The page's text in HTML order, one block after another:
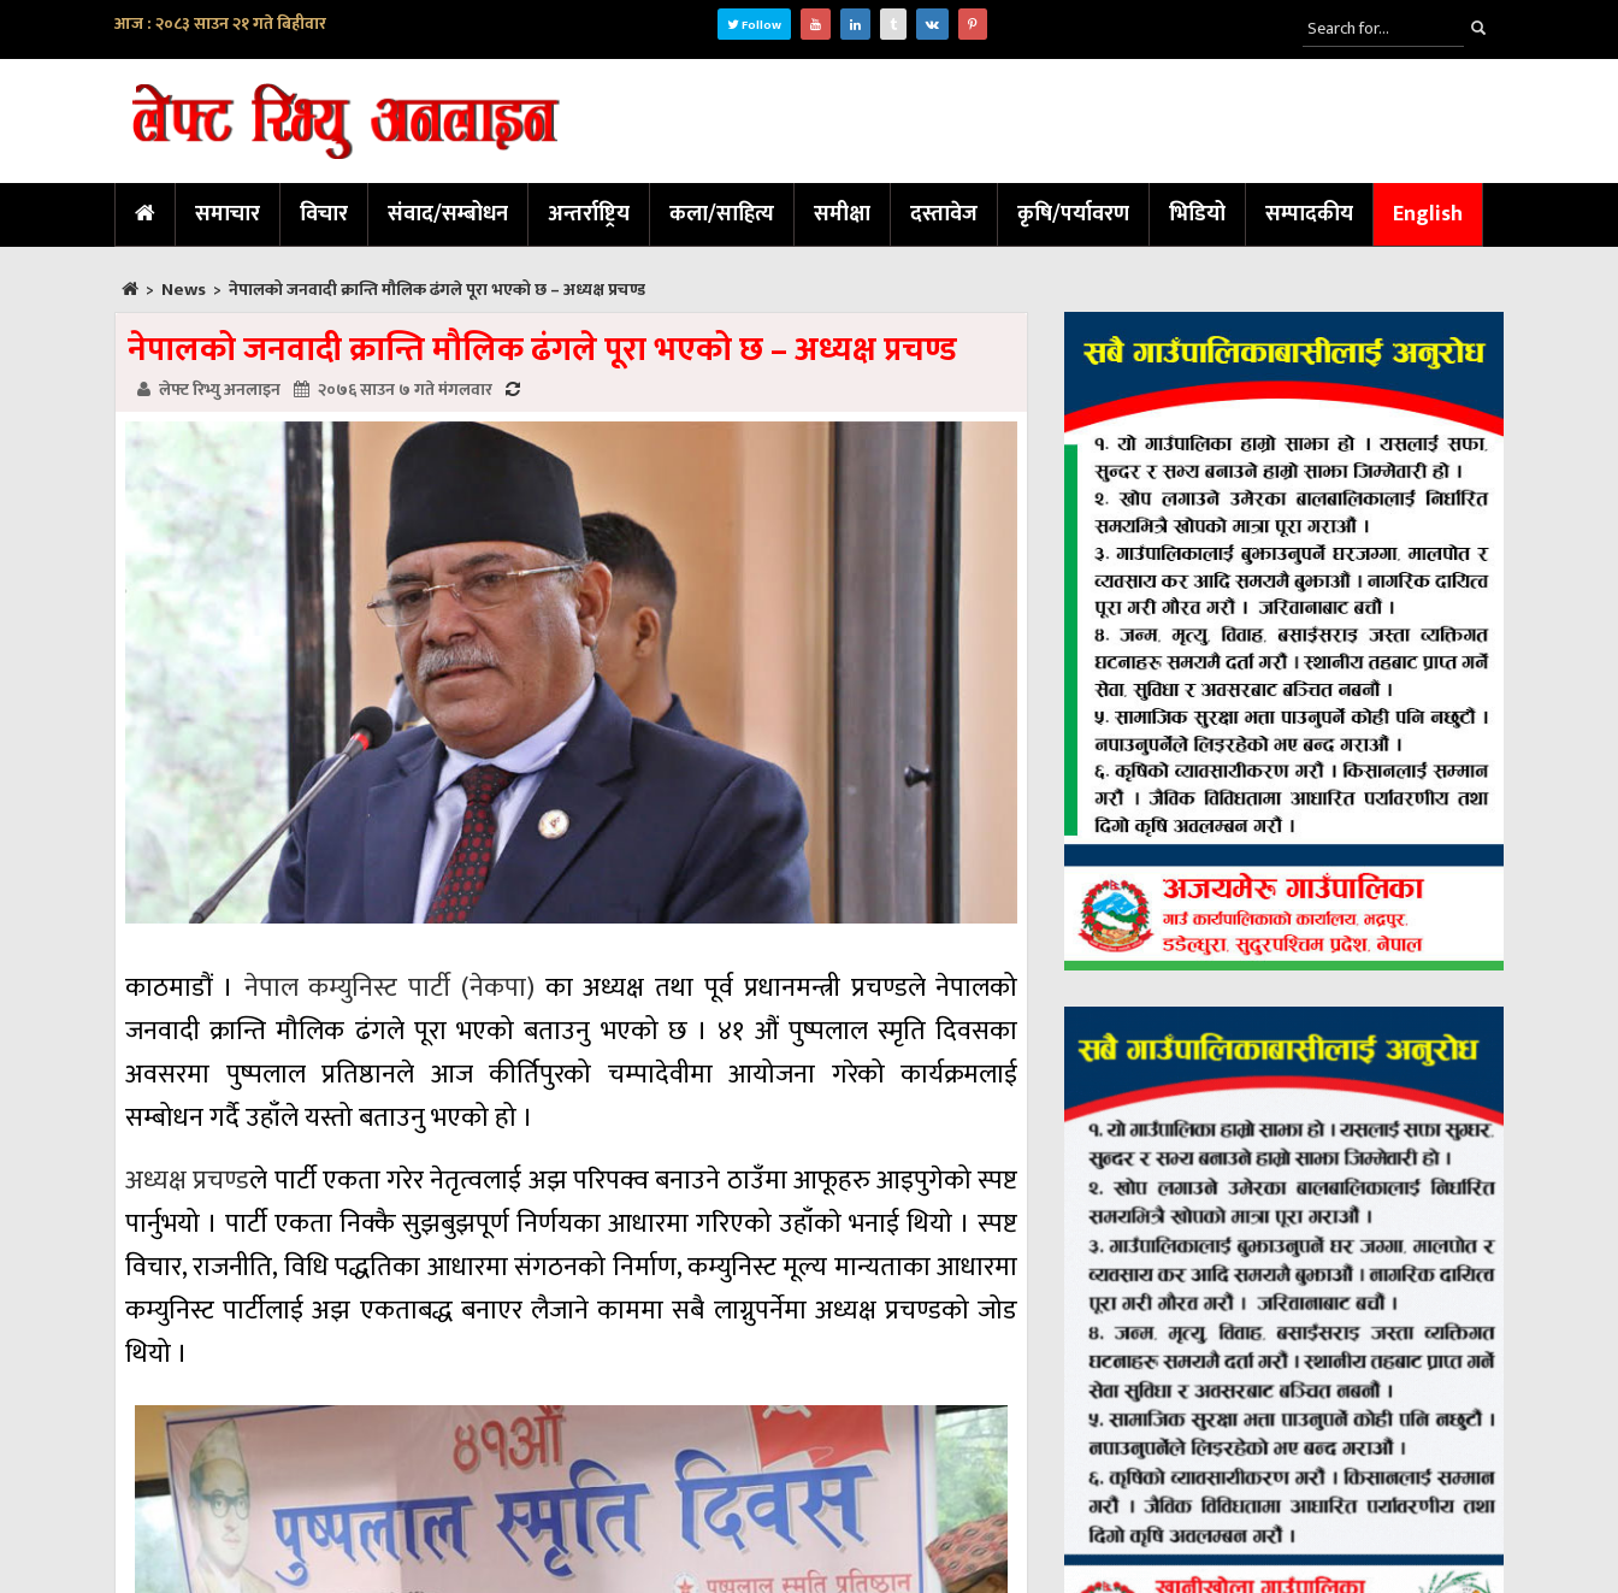
आज : २०८३ साउन २१ गते बिहीवार Follow
समाचार विचार संवाद/सम्बोधन अन्तर्राष्ट्रिय कला/साहित्य समीक्षा दस्तावेज कृषि/पर्यावरण भिडियो सम्पादकीय English
> News > नेपालको जनवादी क्रान्ति मौलिक ढंगले पूरा भएको छ – अध्यक्ष प्रचण्ड
नेपालको जनवादी क्रान्ति मौलिक ढंगले पूरा भएको छ – अध्यक्ष प्रचण्ड
लेफ्ट रिभ्यु अनलाइन २०७६ साउन ७ गते मंगलवार
काठमाडौं । नेपाल कम्युनिस्ट पार्टी (नेकपा) का अध्यक्ष तथा पूर्व प्रधानमन्त्री प्रचण्डले नेपालको
जनवादी क्रान्ति मौलिक ढंगले पूरा भएको बताउनु भएको छ । ४१ औं पुष्पलाल स्मृति दिवसका
अवसरमा पुष्पलाल प्रतिष्ठानले आज कीर्तिपुरको चम्पादेवीमा आयोजना गरेको कार्यक्रमलाई
सम्बोधन गर्दै उहाँले यस्तो बताउनु भएको हो ।
अध्यक्ष प्रचण्डले पार्टी एकता गरेर नेतृत्वलाई अझ परिपक्व बनाउने ठाउँमा आफूहरु आइपुगेको स्पष्ट
पार्नुभयो । पार्टी एकता निक्कै सुझबुझपूर्ण निर्णयका आधारमा गरिएको उहाँकाे भनाई थियाे । स्पष्ट
विचार, राजनीति, विधि पद्धतिका आधारमा संगठनको निर्माण, कम्युनिस्ट मूल्य मान्यताका आधारमा
कम्युनिस्ट पार्टीलाई अझ एकताबद्ध बनाएर लैजाने काममा सबै लाग्नुपर्नेमा अध्यक्ष प्रचण्डको जोड
थियो ।